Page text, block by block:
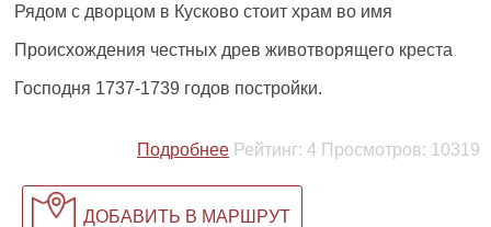
Рядом с дворцом в Кусково стоит храм во имя
Происхождения честных древ животворящего креста
Господня 1737-1739 годов постройки.
Подробнее Рейтинг: 4 Просмотров: 10319
ДОБАВИТЬ В МАРШРУТ